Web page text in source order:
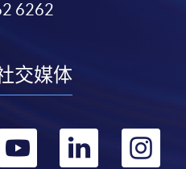
6262
交媒体
转 转 转